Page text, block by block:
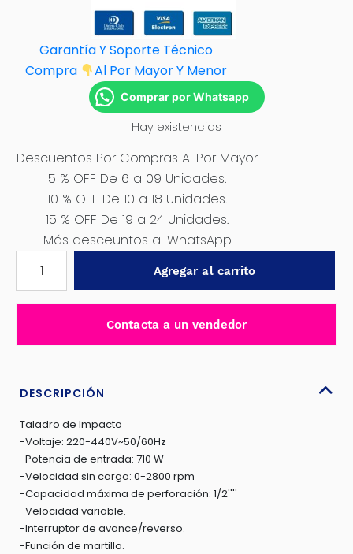
Garantía Y Soporte Técnico
Compra
Al Por Mayor Y Menor
Comprar por Whatsapp
Hay existencias
Descuentos Por Compras Al Por Mayor
5 % OFF De 6 a 09 Unidades.
10 % OFF De 10 a 18 Unidades.
15 % OFF De 19 a 24 Unidades.
Más desceuntos al WhatsApp
PERCUTOR
710W
INDUSTRIAL
TG1071366
cantidad
Agregar al carrito
Contacta a un vendedor
DESCRIPCIÓN
Taladro de Impacto
-Voltaje: 220-440V~50/60Hz
-Potencia de entrada: 710 W
-Velocidad sin carga: 0-2800 rpm
-Capacidad máxima de perforación: 1/2''''
-Velocidad variable.
-Interruptor de avance/reverso.
-Función de martillo.